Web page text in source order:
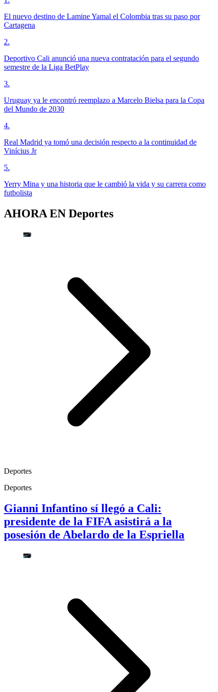
El nuevo destino de Lamine Yamal el Colombia tras su paso por
Cartagena
2.
Deportivo Cali anunció una nueva contratación para el segundo
semestre de la Liga BetPlay
3.
Uruguay ya le encontró reemplazo a Marcelo Bielsa para la Copa
del Mundo de 2030
4.
Real Madrid ya tomó una decisión respecto a la continuidad de
Vinícius Jr
5.
Yerry Mina y una historia que le cambió la vida y su carrera como
futbolista
AHORA EN Deportes
Deportes
Deportes
Gianni Infantino sí llegó a Cali:
presidente de la FIFA asistirá a la
posesión de Abelardo de la Espriella